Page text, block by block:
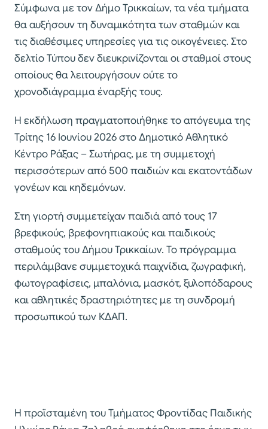
Σύμφωνα με τον Δήμο Τρικκαίων, τα νέα τμήματα
θα αυξήσουν τη δυναμικότητα των σταθμών και
τις διαθέσιμες υπηρεσίες για τις οικογένειες. Στο
δελτίο Τύπου δεν διευκρινίζονται οι σταθμοί στους
οποίους θα λειτουργήσουν ούτε το
χρονοδιάγραμμα έναρξής τους.
Η εκδήλωση πραγματοποιήθηκε το απόγευμα της
Τρίτης 16 Ιουνίου 2026 στο Δημοτικό Αθλητικό
Κέντρο Ράξας – Σωτήρας, με τη συμμετοχή
περισσότερων από 500 παιδιών και εκατοντάδων
γονέων και κηδεμόνων.
Στη γιορτή συμμετείχαν παιδιά από τους 17
βρεφικούς, βρεφονηπιακούς και παιδικούς
σταθμούς του Δήμου Τρικκαίων. Το πρόγραμμα
περιλάμβανε συμμετοχικά παιχνίδια, ζωγραφική,
φωτογραφίσεις, μπαλόνια, μασκότ, ξυλοπόδαρους
και αθλητικές δραστηριότητες με τη συνδρομή
προσωπικού των ΚΔΑΠ.
Η προϊσταμένη του Τμήματος Φροντίδας Παιδικής